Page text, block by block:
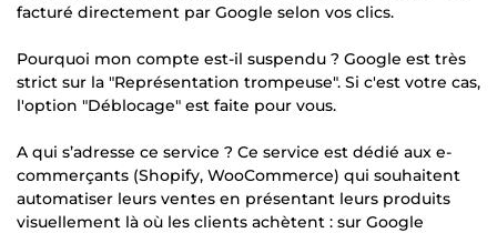
facturé directement par Google selon vos clics.
Pourquoi mon compte est-il suspendu ? Google est très
strict sur la "Représentation trompeuse". Si c'est votre cas,
l'option "Déblocage" est faite pour vous.
A qui s’adresse ce service ? Ce service est dédié aux e-
commerçants (Shopify, WooCommerce) qui souhaitent
automatiser leurs ventes en présentant leurs produits
visuellement là où les clients achètent : sur Google